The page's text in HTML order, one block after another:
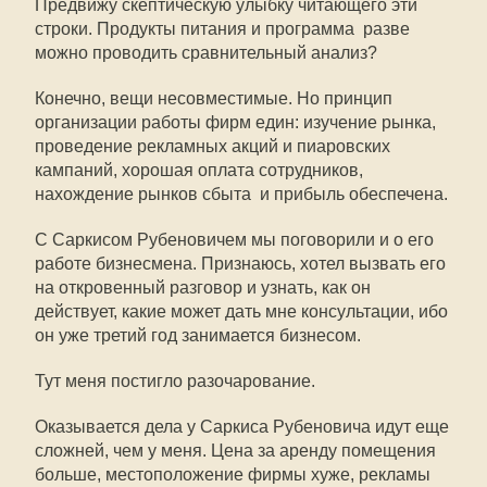
Предвижу скептическую улыбку читающего эти
строки. Продукты питания и программа  разве
можно проводить сравнительный анализ?
Конечно, вещи несовместимые. Но принцип
организации работы фирм един: изучение рынка,
проведение рекламных акций и пиаровских
кампаний, хорошая оплата сотрудников,
нахождение рынков сбыта  и прибыль обеспечена.
С Саркисом Рубеновичем мы поговорили и о его
работе бизнесмена. Признаюсь, хотел вызвать его
на откровенный разговор и узнать, как он
действует, какие может дать мне консультации, ибо
он уже третий год занимается бизнесом.
Тут меня постигло разочарование.
Оказывается дела у Саркиса Рубеновича идут еще
сложней, чем у меня. Цена за аренду помещения
больше, местоположение фирмы хуже, рекламы